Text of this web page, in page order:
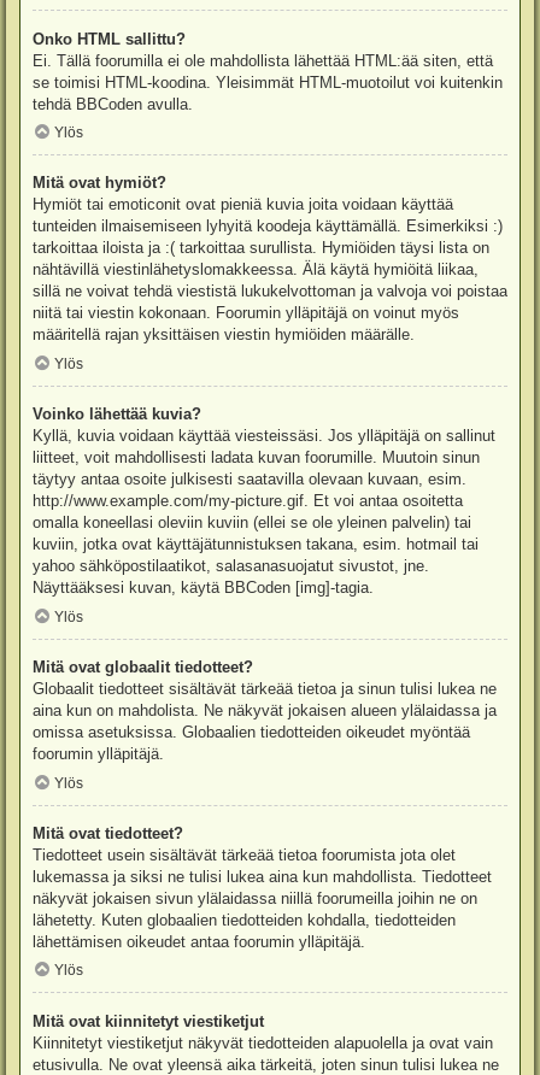
Onko HTML sallittu?
Ei. Tällä foorumilla ei ole mahdollista lähettää HTML:ää siten, että
se toimisi HTML-koodina. Yleisimmät HTML-muotoilut voi kuitenkin
tehdä BBCoden avulla.
Ylös
Mitä ovat hymiöt?
Hymiöt tai emoticonit ovat pieniä kuvia joita voidaan käyttää
tunteiden ilmaisemiseen lyhyitä koodeja käyttämällä. Esimerkiksi :)
tarkoittaa iloista ja :( tarkoittaa surullista. Hymiöiden täysi lista on
nähtävillä viestinlähetyslomakkeessa. Älä käytä hymiöitä liikaa,
sillä ne voivat tehdä viestistä lukukelvottoman ja valvoja voi poistaa
niitä tai viestin kokonaan. Foorumin ylläpitäjä on voinut myös
määritellä rajan yksittäisen viestin hymiöiden määrälle.
Ylös
Voinko lähettää kuvia?
Kyllä, kuvia voidaan käyttää viesteissäsi. Jos ylläpitäjä on sallinut
liitteet, voit mahdollisesti ladata kuvan foorumille. Muutoin sinun
täytyy antaa osoite julkisesti saatavilla olevaan kuvaan, esim.
http://www.example.com/my-picture.gif. Et voi antaa osoitetta
omalla koneellasi oleviin kuviin (ellei se ole yleinen palvelin) tai
kuviin, jotka ovat käyttäjätunnistuksen takana, esim. hotmail tai
yahoo sähköpostilaatikot, salasanasuojatut sivustot, jne.
Näyttääksesi kuvan, käytä BBCoden [img]-tagia.
Ylös
Mitä ovat globaalit tiedotteet?
Globaalit tiedotteet sisältävät tärkeää tietoa ja sinun tulisi lukea ne
aina kun on mahdolista. Ne näkyvät jokaisen alueen ylälaidassa ja
omissa asetuksissa. Globaalien tiedotteiden oikeudet myöntää
foorumin ylläpitäjä.
Ylös
Mitä ovat tiedotteet?
Tiedotteet usein sisältävät tärkeää tietoa foorumista jota olet
lukemassa ja siksi ne tulisi lukea aina kun mahdollista. Tiedotteet
näkyvät jokaisen sivun ylälaidassa niillä foorumeilla joihin ne on
lähetetty. Kuten globaalien tiedotteiden kohdalla, tiedotteiden
lähettämisen oikeudet antaa foorumin ylläpitäjä.
Ylös
Mitä ovat kiinnitetyt viestiketjut
Kiinnitetyt viestiketjut näkyvät tiedotteiden alapuolella ja ovat vain
etusivulla. Ne ovat yleensä aika tärkeitä, joten sinun tulisi lukea ne